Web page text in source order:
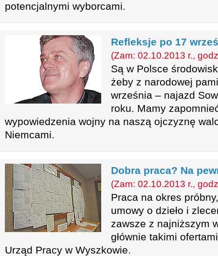
potencjalnymi wyborcami.
Refleksje po 17
(Zam: 02.10.2013 r.,
Są w Polsce
żeby z narodowej
września – najazd
roku. Mamy
wypowiedzenia wojny na naszą ojczyznę
Niemcami.
Dobra praca? Na
(Zam: 02.10.2013 r.,
Praca na okres
umowy o dzieło i
zawsze z najniższym
głównie takimi
Urząd Pracy w Wyszkowie.